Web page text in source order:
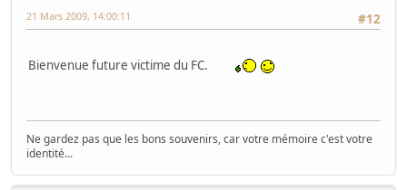
#12
21 Mars 2009, 14:00:11
Bienvenue future victime du FC.
Ne gardez pas que les bons souvenirs, car votre mémoire c'est votre
identité...